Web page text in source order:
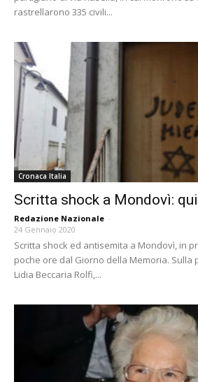
rastrellarono 335 civili...
Cronaca Italia
Scritta shock a Mondovì:
Redazione Nazionale -
24 Gennaio 2020
Scritta shock ed antisemita a Mondovì, in
poche ore dal Giorno della Memoria. Sulla
Lidia Beccaria Rolfi,...